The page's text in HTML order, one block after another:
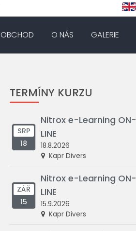
OBCHOD O NÁS GALERIE
TERMÍNY KURZU
SRP
18
Nitrox e-Learning ON-
LINE
18.8.2026
Kapr Divers
ZÁŘ
15
Nitrox e-Learning ON-
LINE
15.9.2026
Kapr Divers